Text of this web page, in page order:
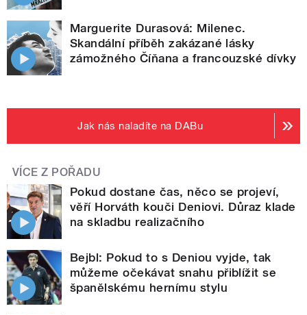
Marguerite Durasová: Milenec.
Skandální příběh zakázané lásky
zámožného Číňana a francouzské dívky
Jak nás naladíte na DABu
VÍCE Z POŘADU
Pokud dostane čas, něco se projeví,
věří Horváth kouči Deniovi. Důraz klade
na skladbu realizačního
Bejbl: Pokud to s Deniou vyjde, tak
můžeme očekávat snahu přiblížit se
španělskému hernímu stylu